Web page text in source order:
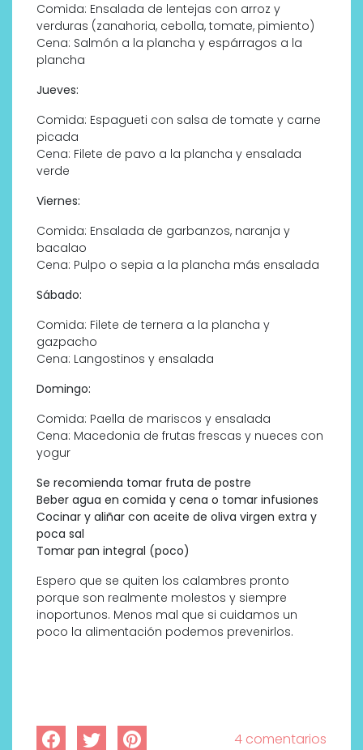
Comida: Ensalada de lentejas con arroz y
verduras (zanahoria, cebolla, tomate, pimiento)
Cena: Salmón a la plancha y espárragos a la
plancha
Jueves:
Comida: Espagueti con salsa de tomate y carne
picada
Cena: Filete de pavo a la plancha y ensalada
verde
Viernes:
Comida: Ensalada de garbanzos, naranja y
bacalao
Cena: Pulpo o sepia a la plancha más ensalada
Sábado:
Comida: Filete de ternera a la plancha y
gazpacho
Cena: Langostinos y ensalada
Domingo:
Comida: Paella de mariscos y ensalada
Cena: Macedonia de frutas frescas y nueces con
yogur
Se recomienda tomar fruta de postre
Beber agua en comida y cena o tomar infusiones
Cocinar y aliñar con aceite de oliva virgen extra y
poca sal
Tomar pan integral (poco)
Espero que se quiten los calambres pronto
porque son realmente molestos y siempre
inoportunos. Menos mal que si cuidamos un
poco la alimentación podemos prevenirlos.
4 comentarios